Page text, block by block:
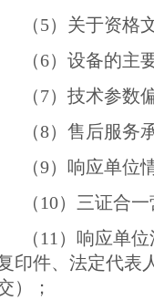
（5）关于资格
（6）设备的主
（7）技术参数
（8）售后服务
（9）响应单位
（ 10）三证合
（ 1 1）响应单
印件、法定代表
）；